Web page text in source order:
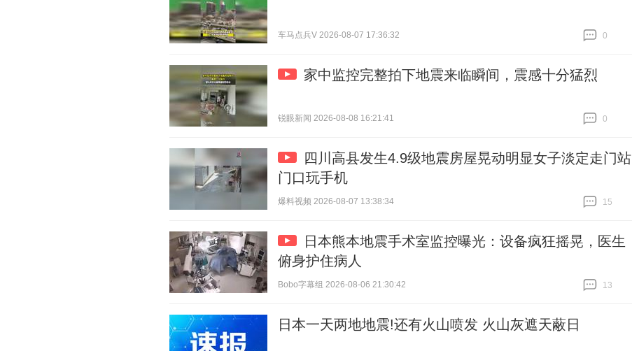
车马点兵V 2026-08-07 17:36:32
0
家中监控完整拍下地震来临瞬间，震感十分猛烈
锐眼新闻 2026-08-08 16:21:41
0
四川高县发生4.9级地震房屋晃动明显女子淡定走门站
门口玩手机
爆料视频 2026-08-07 13:38:34
15
日本熊本地震手术室监控曝光：设备疯狂摇晃，医生
俯身护住病人
Bobo字幕组 2026-08-06 21:30:42
13
日本一天两地地震!还有火山喷发 火山灰遮天蔽日